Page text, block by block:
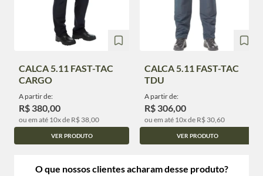
CALCA 5.11 FAST-TAC
CARGO
A partir de:
R$ 380,00
ou em até 10x de R$ 38,00
VER PRODUTO
CALCA 5.11 FAST-TAC
TDU
A partir de:
R$ 306,00
ou em até 10x de R$ 30,60
VER PRODUTO
O que nossos clientes acharam desse produto?